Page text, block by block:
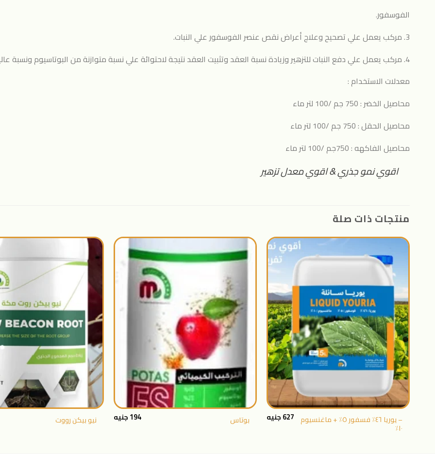
الفوسفور.
3. مركب يعمل علي تصحيح وعلاج أعراض نقص عنصر الفوسفور علي النبات.
4. مركب يعمل علي دفع النبات للتزهير وزيادة نسبة العقد وتثبيت العقد نتيجة لاحتوائة علي نسبة متوازنة من البوتاسيوم ونسبة عالية من الفوسفور.
معدلات الاستخدام :
محاصيل الخضر : 750 جم /100 لتر ماء
محاصيل الحقل : 750 جم /100 لتر ماء
محاصيل الفاكهه : 750جم /100 لتر ماء
اقوي نمو جذري & اقوي معدل تزهير
منتجات ذات صلة
اضافة
المنتجات
المفضلة
+
– يوريا ٤٦٪ فسفور ٥٪ + ماغنسيوم
١٠٪
627جنيه بوتاس 194جنيه نيو بيكن رووت